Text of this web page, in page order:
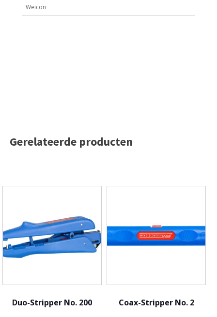
Weicon
Gerelateerde producten
Duo-Stripper No. 200 Coax-Stripper No. 2